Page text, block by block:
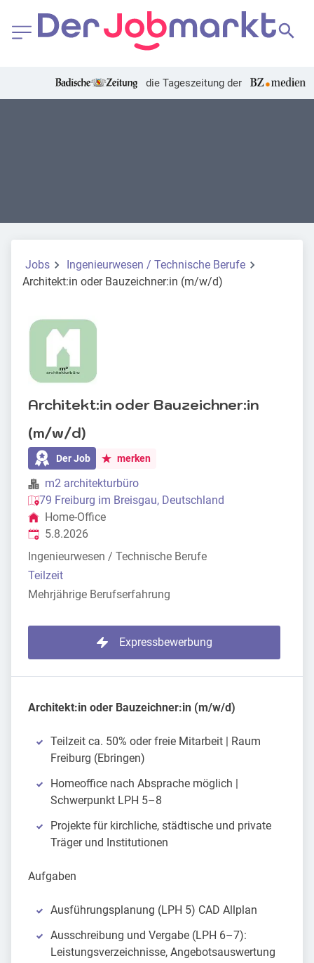
die Tageszeitung der
Jobs
Ingenieurwesen / Technische Berufe
Architekt:in oder Bauzeichner:in (m/w/d)
Architekt:in oder Bauzeichner:in
(m/w/d)
Der Job merken
m2 architekturbüro
79 Freiburg im Breisgau, Deutschland
Home-Office
Veröffentlicht
5.8.2026
Ingenieurwesen / Technische Berufe
Teilzeit
Mehrjährige Berufserfahrung
Expressbewerbung
Architekt:in oder Bauzeichner:in (m/w/d)
Teilzeit ca. 50% oder freie Mitarbeit | Raum
Freiburg (Ebringen)
Homeoffice nach Absprache möglich |
Schwerpunkt LPH 5–8
Projekte für kirchliche, städtische und private
Träger und Institutionen
Aufgaben
Ausführungsplanung (LPH 5) CAD Allplan
Ausschreibung und Vergabe (LPH 6–7):
Leistungsverzeichnisse, Angebotsauswertung